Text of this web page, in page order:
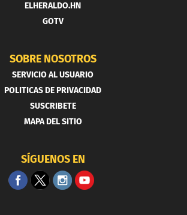
ELHERALDO.HN
GOTV
SOBRE NOSOTROS
SERVICIO AL USUARIO
POLITICAS DE PRIVACIDAD
SUSCRIBETE
MAPA DEL SITIO
SÍGUENOS EN